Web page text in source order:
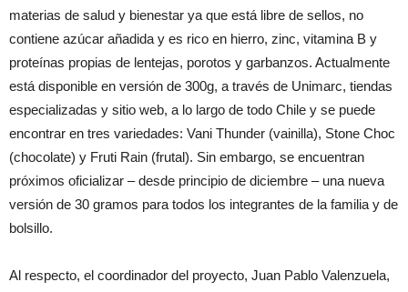
materias de salud y bienestar ya que está libre de sellos, no
contiene azúcar añadida y es rico en hierro, zinc, vitamina B y
proteínas propias de lentejas, porotos y garbanzos. Actualmente
está disponible en versión de 300g, a través de Unimarc, tiendas
especializadas y sitio web, a lo largo de todo Chile y se puede
encontrar en tres variedades: Vani Thunder (vainilla), Stone Choc
(chocolate) y Fruti Rain (frutal). Sin embargo, se encuentran
próximos oficializar – desde principio de diciembre – una nueva
versión de 30 gramos para todos los integrantes de la familia y de
bolsillo.
Al respecto, el coordinador del proyecto, Juan Pablo Valenzuela,